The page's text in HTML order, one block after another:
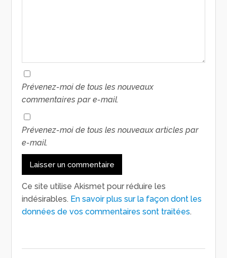
Prévenez-moi de tous les nouveaux
commentaires par e-mail.
Prévenez-moi de tous les nouveaux articles par
e-mail.
Ce site utilise Akismet pour réduire les
indésirables. En savoir plus sur la façon dont les
données de vos commentaires sont traitées.